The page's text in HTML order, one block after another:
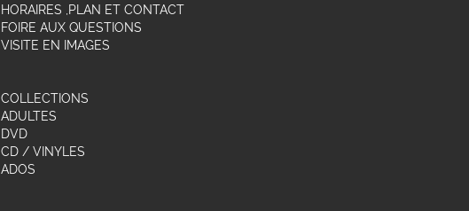
HORAIRES ,PLAN ET CONTACT
FOIRE AUX QUESTIONS
VISITE EN IMAGES
COLLECTIONS
ADULTES
DVD
CD / VINYLES
ADOS